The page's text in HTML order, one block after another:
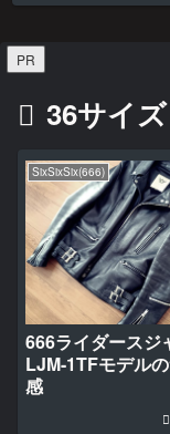
PR
36サイズ
SixSixSix(666)
666ライダースジ
LJM-1TFモデル
感